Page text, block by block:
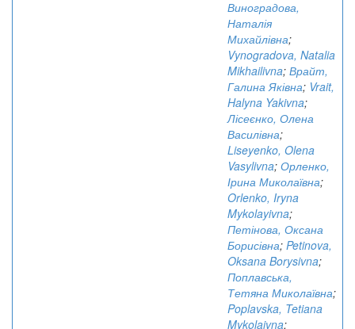
Виноградова,
Наталія
Михайлівна;
Vynogradova, Natalia
Mikhailivna; Врайт,
Галина Яківна; Vrait,
Halyna Yakivna;
Лісеєнко, Олена
Василівна;
Liseyenko, Olena
Vasylivna; Орленко,
Ірина Миколаївна;
Orlenko, Iryna
Mykolayivna;
Петінова, Оксана
Борисівна; Petinova,
Oksana Borysivna;
Поплавська,
Тетяна Миколаївна;
Poplavska, Tetiana
Mykolaivna;